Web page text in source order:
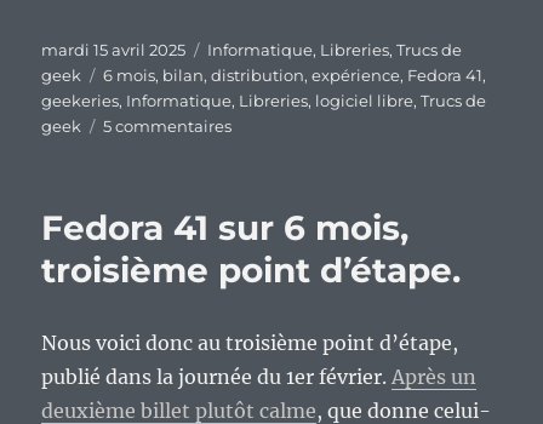
Publié
le
mardi 15 avril 2025 Catégories
Informatique, Libreries,Trucs de
geek
Étiquettes
6 mois, bilan,distribution,expérience, Fedora 41,
geekeries, Informatique, Libreries, logiciel libre,Trucs de
geek
5 commentairessur
6
mois,
bilan
Fedora 41 sur 6 mois,
troisième point d’étape.
Nous voici donc au troisième point d’étape,
publié dans la journée du 1er février. Après un
deuxième billet plutôt calme, que donne celui-